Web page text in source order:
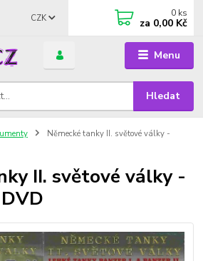
Menu
CZK
Hledat
0 ks
za 0,00 Kč
Německé tanky II. světové války -
II. světové války -